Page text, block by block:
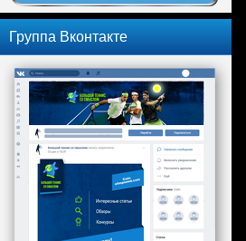
Группа Вконтакте